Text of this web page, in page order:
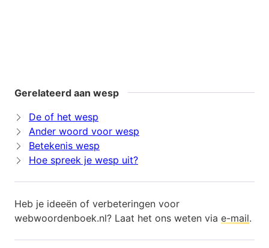
Gerelateerd aan wesp
De of het wesp
Ander woord voor wesp
Betekenis wesp
Hoe spreek je wesp uit?
Heb je ideeën of verbeteringen voor
webwoordenboek.nl? Laat het ons weten via e-mail.